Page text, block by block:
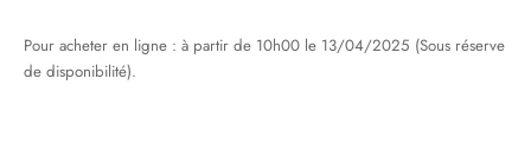
Pour acheter en ligne : à partir de 10h00 le 13/04/2025 (Sous réserve
de disponibilité).
CLASSIQUE